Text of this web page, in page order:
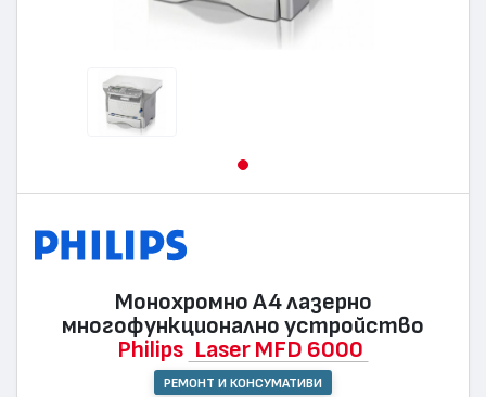
Монохромно А4 лазернo
многофункционално устройство
Philips Laser MFD 6000
РЕМОНТ И КОНСУМАТИВИ